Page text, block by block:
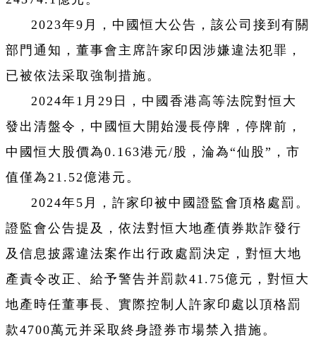
2023年9月，中國恒大公告，該公司接到有關
部門通知，董事會主席許家印因涉嫌違法犯罪，
已被依法采取強制措施。
2024年1月29日，中國香港高等法院對恒大
發出清盤令，中國恒大開始漫長停牌，停牌前，
中國恒大股價為0.163港元/股，淪為“仙股”，市
值僅為21.52億港元。
2024年5月，許家印被中國證監會頂格處罰。
證監會公告提及，依法對恒大地產債券欺詐發行
及信息披露違法案作出行政處罰決定，對恒大地
產責令改正、給予警告并罰款41.75億元，對恒大
地產時任董事長、實際控制人許家印處以頂格罰
款4700萬元并采取終身證券市場禁入措施。